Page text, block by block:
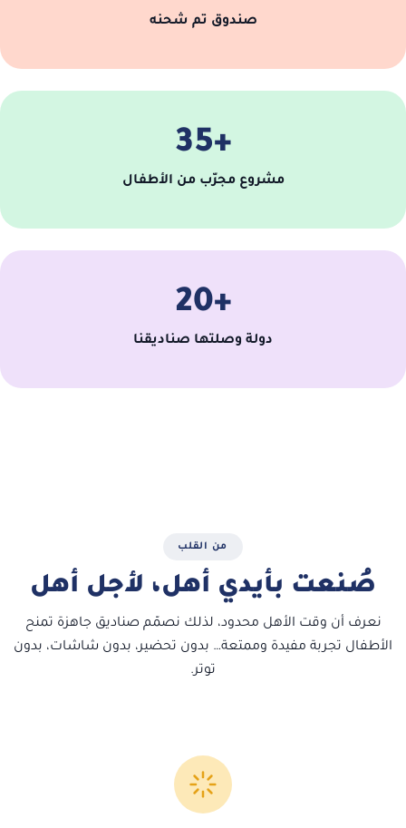
صندوق تم شحنه
+35
مشروع مجرّب من الأطفال
+20
دولة وصلتها صناديقنا
من القلب
صُنعت بأيدي أهل، لأجل أهل
نعرف أن وقت الأهل محدود، لذلك نصمّم صناديق جاهزة تمنح
الأطفال تجربة مفيدة وممتعة… بدون تحضير، بدون شاشات، بدون
توتر.